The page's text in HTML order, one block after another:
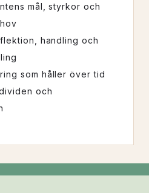
mål, styrkor och
handling och
som håller över tid
och